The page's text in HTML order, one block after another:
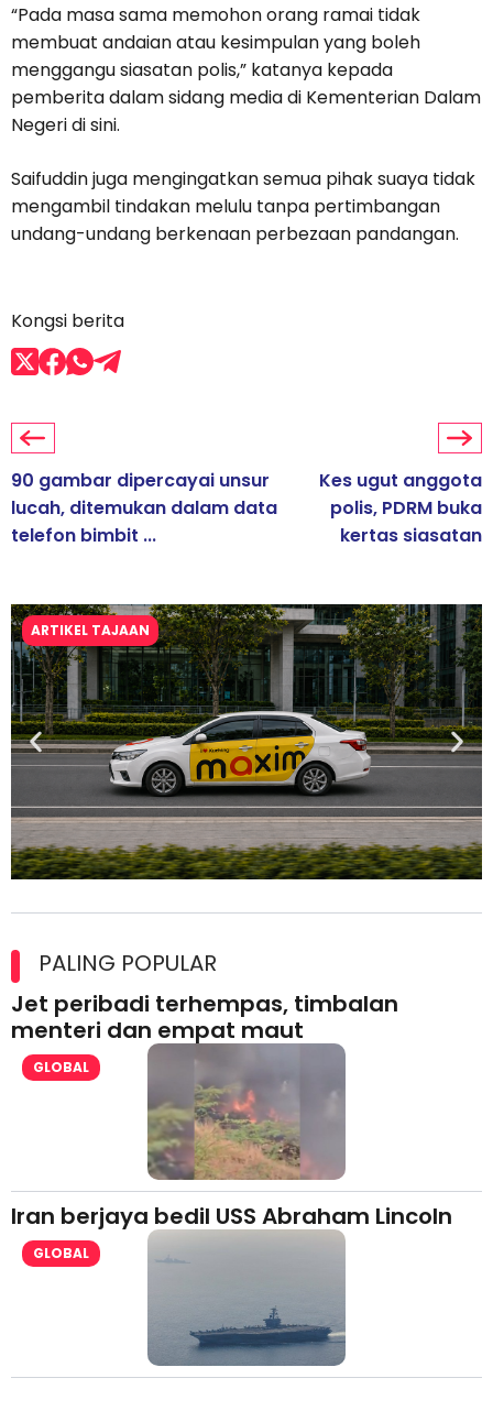
“Pada masa sama memohon orang ramai tidak
membuat andaian atau kesimpulan yang boleh
menggangu siasatan polis,” katanya kepada
pemberita dalam sidang media di Kementerian Dalam
Negeri di sini.
Saifuddin juga mengingatkan semua pihak suaya tidak
mengambil tindakan melulu tanpa pertimbangan
undang-undang berkenaan perbezaan pandangan.
Kongsi berita
90 gambar dipercayai unsur
lucah, ditemukan dalam data
telefon bimbit ...
Kes ugut anggota
polis, PDRM buka
kertas siasatan
ARTIKEL TAJAAN
lesen separuh pertama 2026
PALING POPULAR
Jet peribadi terhempas, timbalan
menteri dan empat maut
GLOBAL
Iran berjaya bedil USS Abraham Lincoln
GLOBAL